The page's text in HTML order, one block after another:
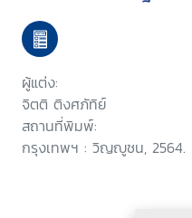
ผู้แต่ง:
จิตติ ติงศภัทิย์
สถานที่พิมพ์:
กรุงเทพฯ : วิญญูชน, 2564.